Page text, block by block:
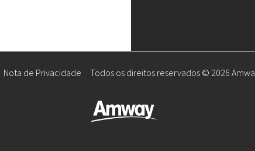
Nota de Privacidade Todos os direitos reservados © 2026